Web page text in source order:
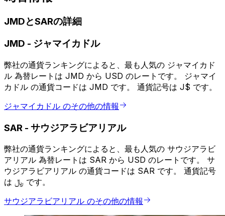
JMDとSARの詳細
JMD - ジャマイカドル
弊社の通貨ランキングによると、最も人気の ジャマイカド
ル 為替レートは JMD から USD のレートです。 ジャマイ
カドル の通貨コードは JMD です。 通貨記号は J$ です。
ジャマイカドル のその他の情報
SAR - サウジアラビアリアル
弊社の通貨ランキングによると、最も人気の サウジアラビ
アリアル 為替レートは SAR から USD のレートです。 サ
ウジアラビアリアル の通貨コードは SAR です。 通貨記号
は ﷼ です。
サウジアラビアリアル のその他の情報